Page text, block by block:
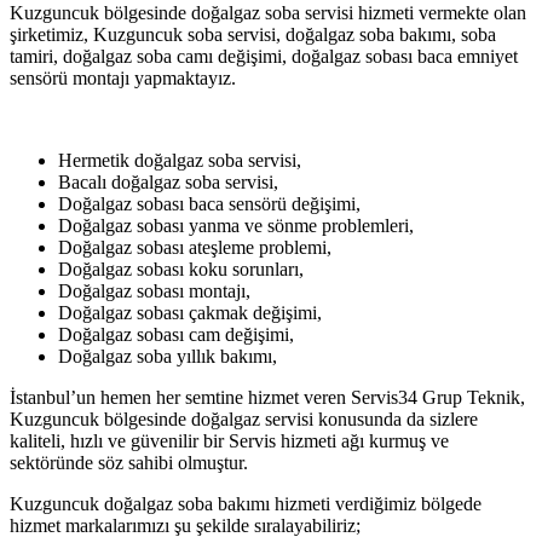
Kuzguncuk bölgesinde doğalgaz soba servisi hizmeti vermekte olan
şirketimiz, Kuzguncuk soba servisi, doğalgaz soba bakımı, soba
tamiri, doğalgaz soba camı değişimi, doğalgaz sobası baca emniyet
sensörü montajı yapmaktayız.
Hermetik doğalgaz soba servisi,
Bacalı doğalgaz soba servisi,
Doğalgaz sobası baca sensörü değişimi,
Doğalgaz sobası yanma ve sönme problemleri,
Doğalgaz sobası ateşleme problemi,
Doğalgaz sobası koku sorunları,
Doğalgaz sobası montajı,
Doğalgaz sobası çakmak değişimi,
Doğalgaz sobası cam değişimi,
Doğalgaz soba yıllık bakımı,
İstanbul’un hemen her semtine hizmet veren Servis34 Grup Teknik,
Kuzguncuk bölgesinde doğalgaz servisi konusunda da sizlere
kaliteli, hızlı ve güvenilir bir Servis hizmeti ağı kurmuş ve
sektöründe söz sahibi olmuştur.
Kuzguncuk doğalgaz soba bakımı hizmeti verdiğimiz bölgede
hizmet markalarımızı şu şekilde sıralayabiliriz;